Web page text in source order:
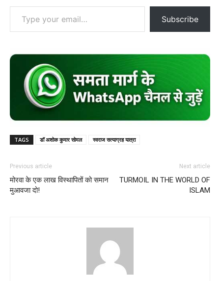
Type your email…
Subscribe
TAGS डॉ अशोक कुमार सोमल स्वराज सत्याग्रह यात्रा
Previous article
मोरवा के एक लाख विस्थापितों को समान
मुआवजा दो!
Next article
TURMOIL IN THE WORLD OF
ISLAM